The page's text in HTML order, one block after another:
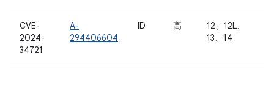
CVE-
2024-
34721
A-
294406604
ID 高
12、12L、
13、14